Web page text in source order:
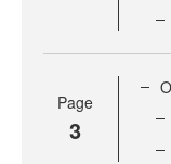
Page
3